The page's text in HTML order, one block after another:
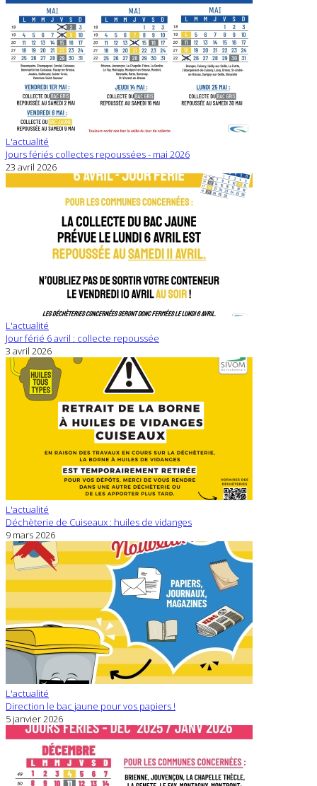
L'actualité
Jours fériés collectes repoussées - mai 2026
23 avril 2026
L'actualité
Jour férié 6 avril : collecte repoussée
3 avril 2026
L'actualité
Déchèterie de Cuiseaux : huiles de vidanges
9 mars 2026
L'actualité
Direction le bac jaune pour vos papiers !
5 janvier 2026